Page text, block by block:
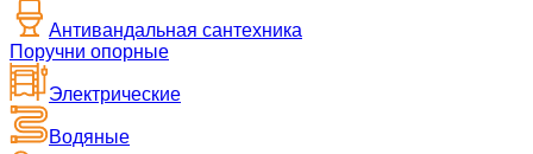
Антивандальная сантехника
Поручни опорные
Электрические
Водяные